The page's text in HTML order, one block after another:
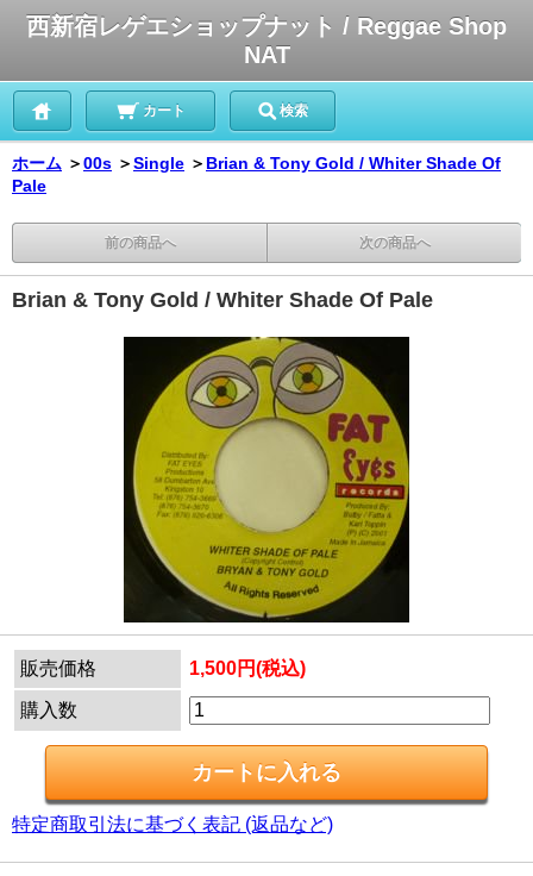
西新宿レゲエショップナット / Reggae Shop
NAT
カート 検索
ホーム ＞00s ＞Single ＞ Brian & Tony Gold / Whiter Shade Of
Pale
前の商品へ 次の商品へ
Brian & Tony Gold / Whiter Shade Of Pale
販売価格 1,500円(税込)
購入数
特定商取引法に基づく表記 (返品など)